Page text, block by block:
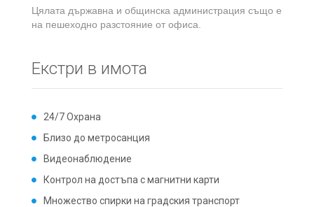
Цялата държавна и общинска администрация също е
на пешеходно разстояние от офиса.
Екстри в имота
24/7 Охрана
Близо до метросанция
Видеонаблюдение
Контрол на достъпа с магнитни карти
Множество спирки на градския транспорт